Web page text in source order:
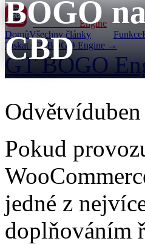
GT BOGO Engine
DomůVšechny články Funkce
Získat GT BOGO Engine →
GT BOGO
BOGO
CBD
Odvětví
Pokud
jedné z
doplňováním